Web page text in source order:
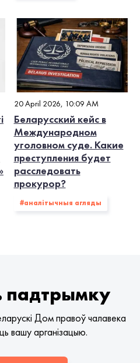
20 April 2026, 10:09 AM
Беларусский кейс в
Международном
уголовном суде. Какие
преступления будет
расследовать
прокурор?
#аналітычныя агляды
Дом правоў чалавека
вашу арганізацыю.